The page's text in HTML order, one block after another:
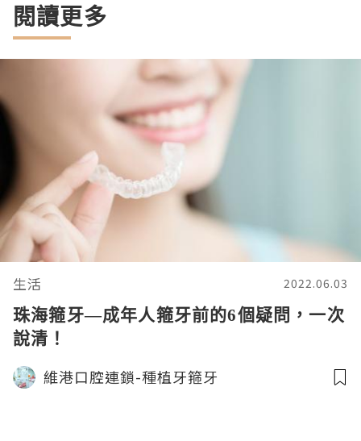
閱讀更多
生活 2022.06.03
珠海箍牙—成年人箍牙前的6個疑問，一次
說清！
維港口腔連鎖-種植牙箍牙